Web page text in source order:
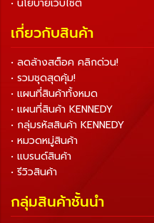
• นโยบายเว็บไซต์
เกี่ยวกับสินค้า
• ลดล้างสต็อค คลิกด่วน!
• รวมชุดสุดคุ้ม!
• แผนที่สินค้าทั้งหมด
• แผนที่สินค้า KENNEDY
• กลุ่มรหัสสินค้า KENNEDY
• หมวดหมู่สินค้า
• แบรนด์สินค้า
• รีวิวสินค้า
กลุ่มสินค้าชั้นนำ